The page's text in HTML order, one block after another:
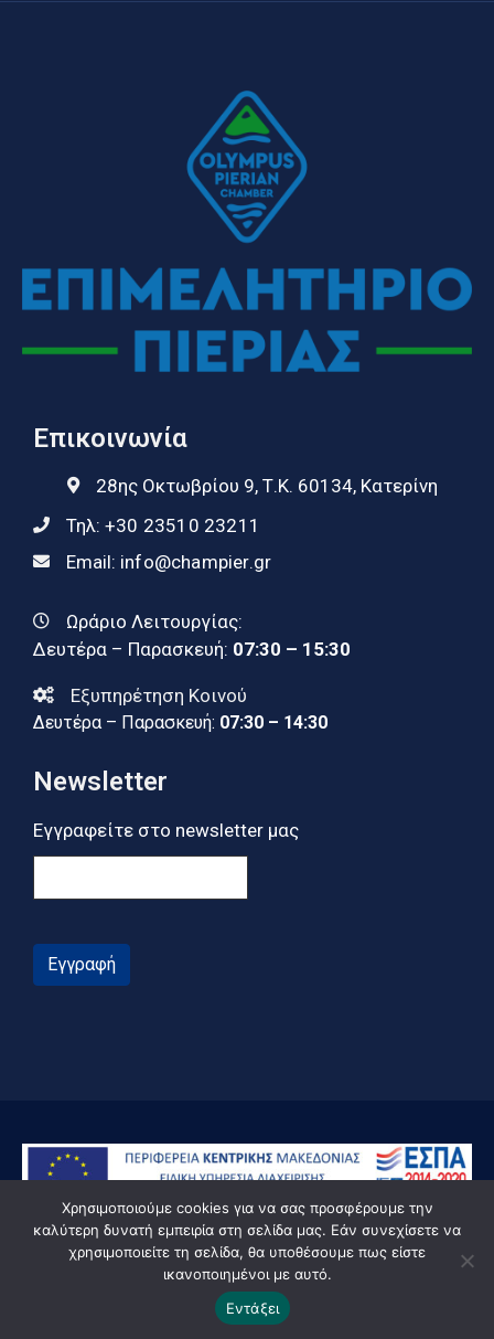
Επικοινωνία
28ης Οκτωβρίου 9, Τ.Κ. 60134, Κατερίνη
Τηλ: +30 23510 23211
Email: info@champier.gr
Ωράριο Λειτουργίας:
Δευτέρα – Παρασκευή: 07:30 – 15:30
Εξυπηρέτηση Κοινού
Δευτέρα – Παρασκευή: 07:30 – 14:30
Newsletter
Εγγραφείτε στο newsletter μας
Εγγραφή
© Powered by Knowledge AE
Χρησιμοποιούμε cookies για να σας προσφέρουμε την
καλύτερη δυνατή εμπειρία στη σελίδα μας. Εάν συνεχίσετε να
χρησιμοποιείτε τη σελίδα, θα υποθέσουμε πως είστε
ικανοποιημένοι με αυτό.
Εντάξει